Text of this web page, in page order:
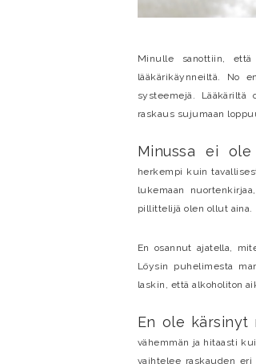
Minulle sanottiin, että
lääkärikäynneiltä. No
systeemejä.
raskaus sujumaan
Minussa ei ole
herkempi kuin
lukemaan
pillittelijä olen ollut aina.
En osannut ajatella,
Löysin puhelimesta
laskin, että alkoholiton
En ole kärsinyt
vähemmän ja hitaasti
vaihtelee raskauden eri